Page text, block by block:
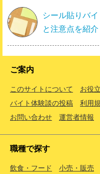
シール貼りバ
と注意点を紹介
ご案内
このサイトについて お役
バイト体験談の投稿
利用
お問い合わせ
運営者情報
職種で探す
飲食・フード 小売・販売